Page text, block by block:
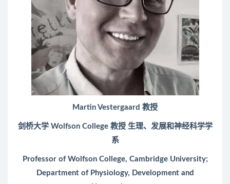
Martin Vestergaard 教授
剑桥大学 Wolfson College 教授 生理、发展和神经科学学
系
Professor of Wolfson College, Cambridge University;
Department of Physiology, Development and